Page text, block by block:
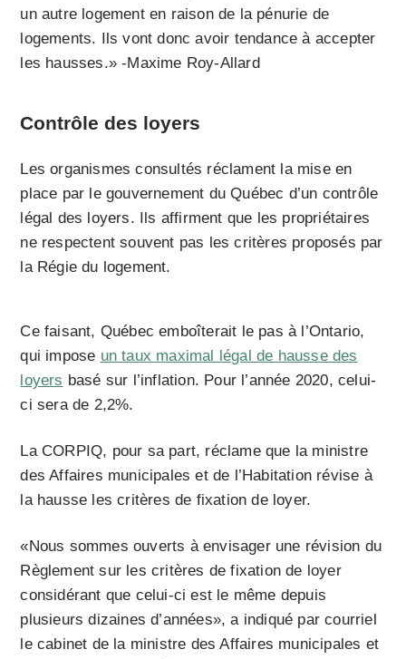
un autre logement en raison de la pénurie de
logements. Ils vont donc avoir tendance à accepter
les hausses.» -Maxime Roy-Allard
Contrôle des loyers
Les organismes consultés réclament la mise en
place par le gouvernement du Québec d’un contrôle
légal des loyers. Ils affirment que les propriétaires
ne respectent souvent pas les critères proposés par
la Régie du logement.
Ce faisant, Québec emboîterait le pas à l’Ontario,
qui impose un taux maximal légal de hausse des
loyers basé sur l’inflation. Pour l’année 2020, celui-
ci sera de 2,2%.
La CORPIQ, pour sa part, réclame que la ministre
des Affaires municipales et de l’Habitation révise à
la hausse les critères de fixation de loyer.
«Nous sommes ouverts à envisager une révision du
Règlement sur les critères de fixation de loyer
considérant que celui-ci est le même depuis
plusieurs dizaines d’années», a indiqué par courriel
le cabinet de la ministre des Affaires municipales et